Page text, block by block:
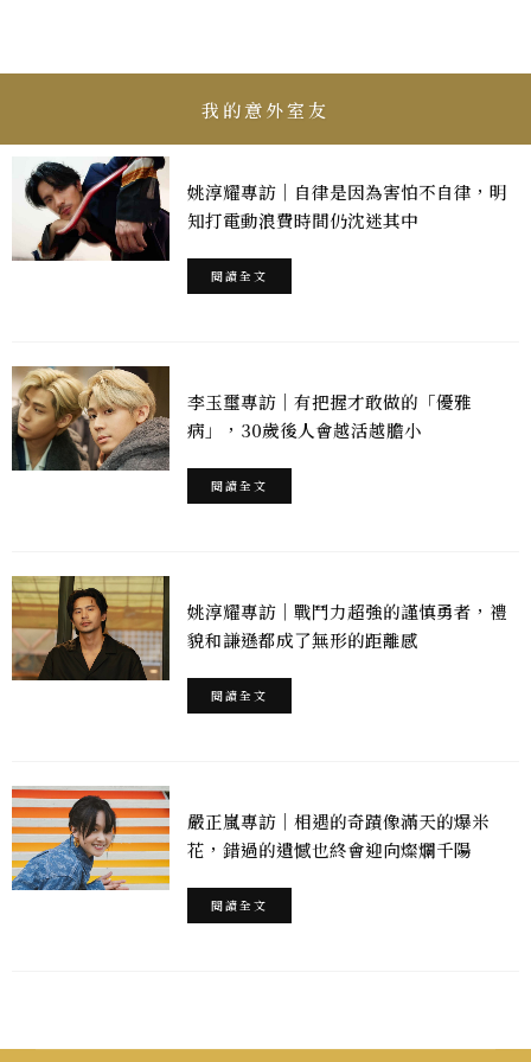
我的意外室友
姚淳耀專訪｜自律是因為害怕不自律，明
知打電動浪費時間仍沈迷其中
閱讀全文
李玉璽專訪｜有把握才敢做的「優雅
病」，30歲後人會越活越膽小
閱讀全文
姚淳耀專訪｜戰鬥力超強的謹慎勇者，禮
貌和謙遜都成了無形的距離感
閱讀全文
嚴正嵐專訪｜相遇的奇蹟像滿天的爆米
花，錯過的遺憾也終會迎向燦爛千陽
閱讀全文